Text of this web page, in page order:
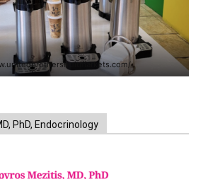
PhD, Endocrinology